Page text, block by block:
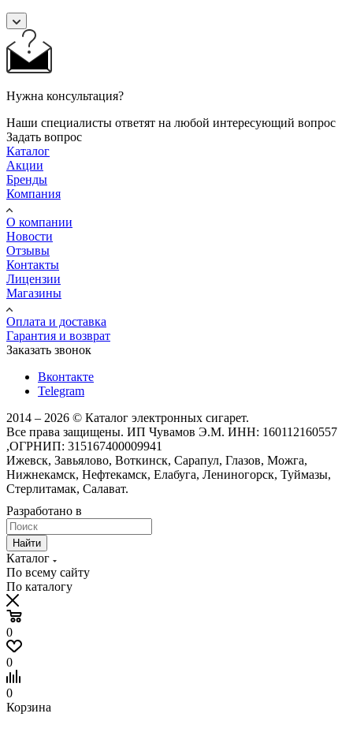
Нужна консультация?
Наши специалисты ответят на любой интересующий вопрос
Задать вопрос
Каталог
Акции
Бренды
Компания
О компании
Новости
Отзывы
Контакты
Лицензии
Магазины
Оплата и доставка
Гарантия и возврат
Заказать звонок
Вконтакте
Telegram
2014 – 2026 © Каталог электронных сигарет.
Все права защищены. ИП Чувамов Э.М. ИНН: 160112160557
,ОГРНИП: 315167400009941
Ижевск, Завьялово, Воткинск, Сарапул, Глазов, Можга,
Нижнекамск, Нефтекамск, Елабуга, Лениногорск, Туймазы,
Стерлитамак, Салават.
Разработано в
Найти
Каталог
По всему сайту
По каталогу
0
0
0
Корзина